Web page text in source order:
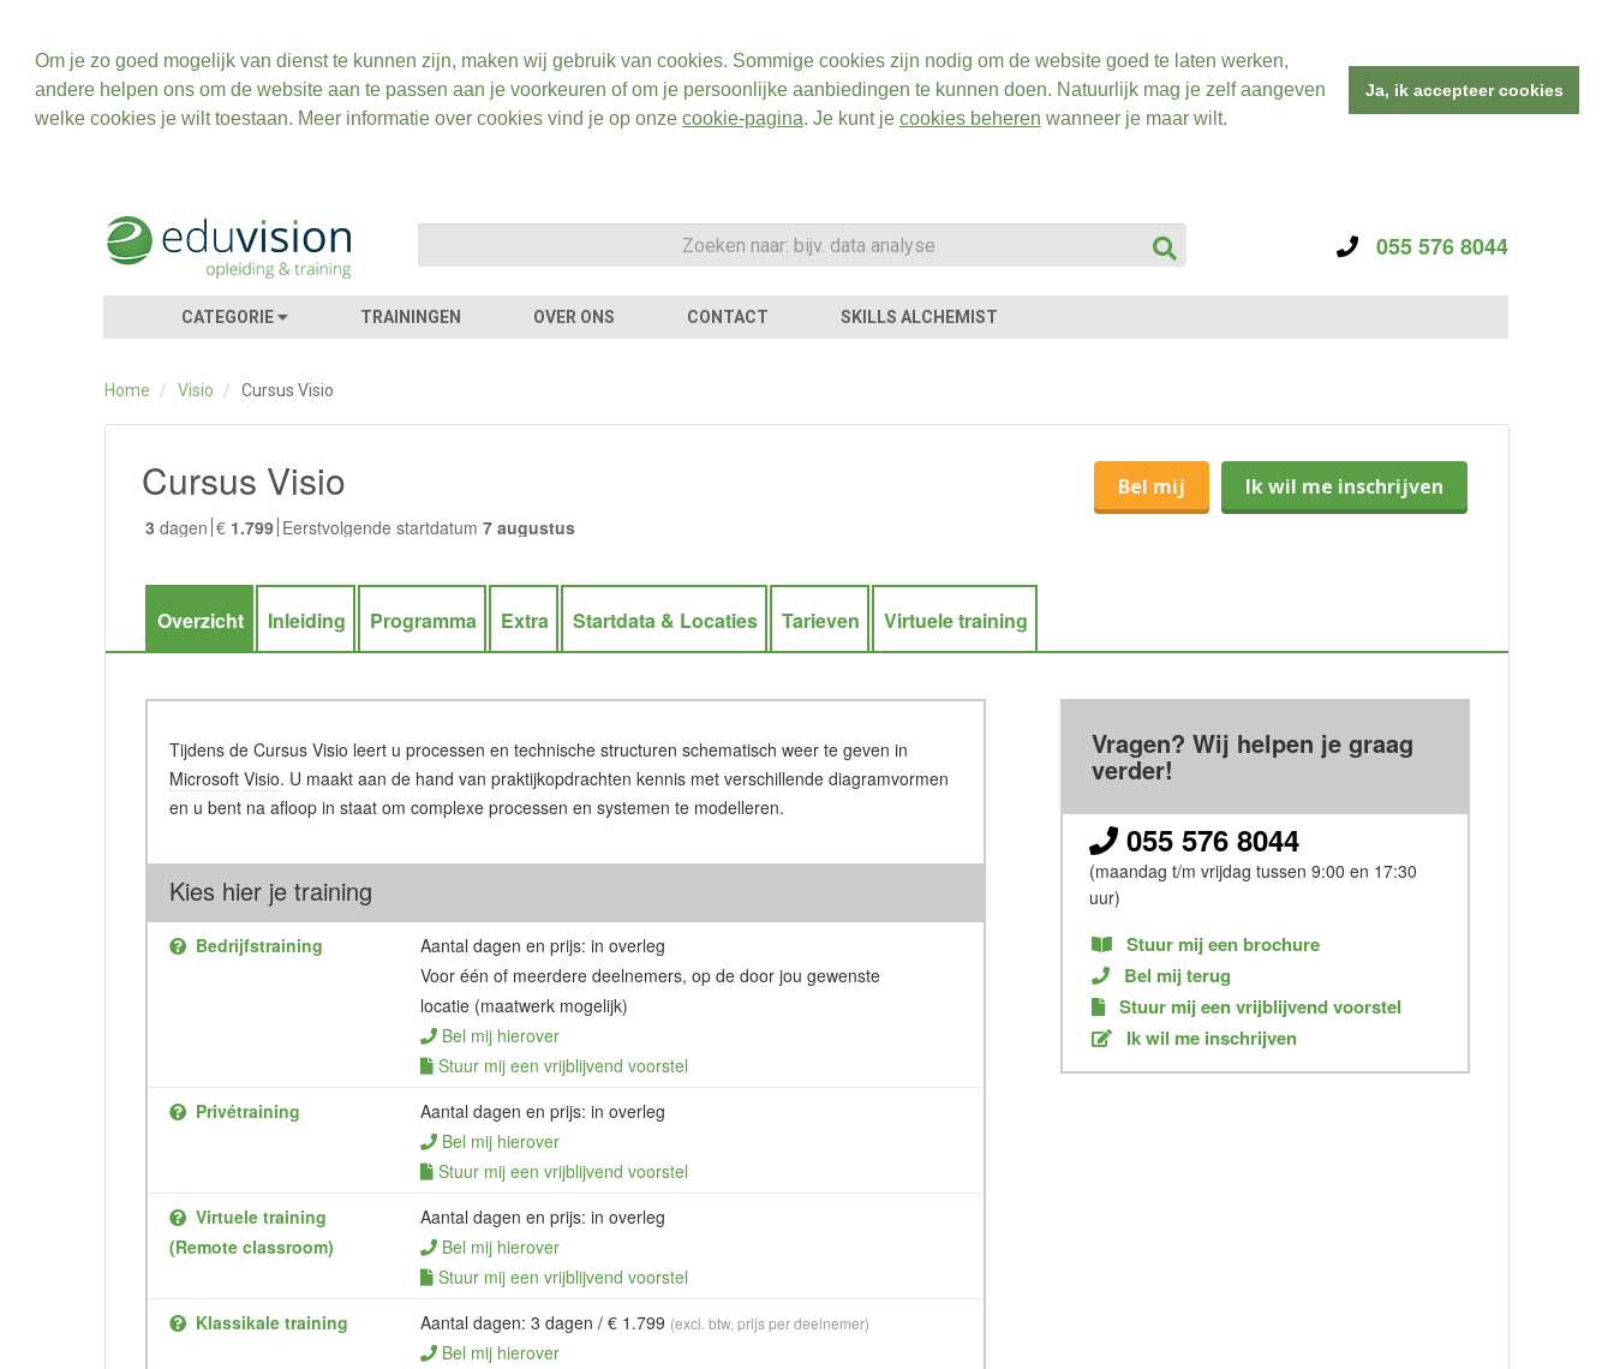
Om je zo goed mogelijk van dienst te kunnen zijn, maken wij gebruik van cookies. Sommige cookies zijn nodig om de website goed te laten werken,
andere helpen ons om de website aan te passen aan je voorkeuren of om je persoonlijke aanbiedingen te kunnen doen. Natuurlijk mag je zelf aangeven
welke cookies je wilt toestaan. Meer informatie over cookies vind je op onze cookie-pagina. Je kunt je cookies beheren wanneer je maar wilt.
Ja, ik accepteer cookies
055 576 8044
CATEGORIE TRAININGEN OVER ONS CONTACT SKILLS ALCHEMIST
Home / Visio / Cursus Visio
Cursus Visio
3 dagen € 1.799 Eerstvolgende startdatum 7 augustus
Bel mij Ik wil me inschrijven
Overzicht Inleiding Programma Extra Startdata & Locaties Tarieven Virtuele training
Tijdens de Cursus Visio leert u processen en technische structuren schematisch weer te geven in
Microsoft Visio. U maakt aan de hand van praktijkopdrachten kennis met verschillende diagramvormen
en u bent na afloop in staat om complexe processen en systemen te modelleren.
Kies hier je training
Bedrijfstraining
Aantal dagen en prijs: in overleg
Voor één of meerdere deelnemers, op de door jou gewenste
locatie (maatwerk mogelijk)
Bel mij hierover
Stuur mij een vrijblijvend voorstel
Privétraining
Aantal dagen en prijs: in overleg
Bel mij hierover
Stuur mij een vrijblijvend voorstel
Virtuele training
(Remote classroom)
Aantal dagen en prijs: in overleg
Bel mij hierover
Stuur mij een vrijblijvend voorstel
Klassikale training
Aantal dagen: 3 dagen / € 1.799 (excl. btw, prijs per deelnemer)
Bel mij hierover
Vragen? Wij helpen je graag
verder!
055 576 8044
(maandag t/m vrijdag tussen 9:00 en 17:30
uur)
Stuur mij een brochure
Bel mij terug
Stuur mij een vrijblijvend voorstel
Ik wil me inschrijven